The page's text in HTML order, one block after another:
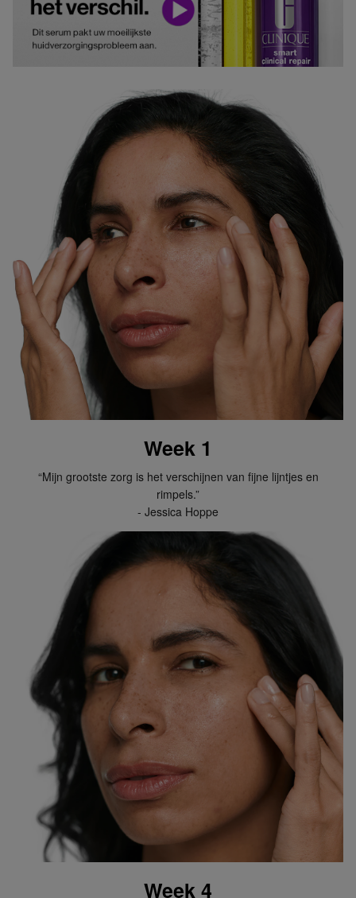
Week 1
“Mijn grootste zorg is het verschijnen van fijne lijntjes en
rimpels.”
- Jessica Hoppe
Week 4